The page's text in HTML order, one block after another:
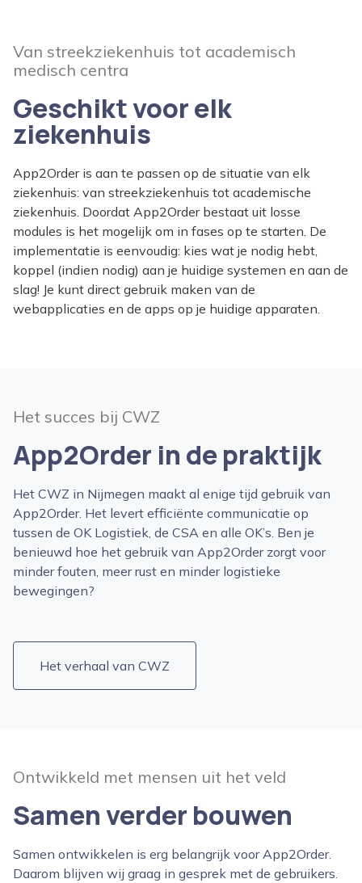
Van streekziekenhuis tot academisch
medisch centra
Geschikt voor elk
ziekenhuis
App2Order is aan te passen op de situatie van elk
ziekenhuis: van streekziekenhuis tot academische
ziekenhuis. Doordat App2Order bestaat uit losse
modules is het mogelijk om in fases op te starten. De
implementatie is eenvoudig: kies wat je nodig hebt,
koppel (indien nodig) aan je huidige systemen en aan de
slag! Je kunt direct gebruik maken van de
webapplicaties en de apps op je huidige apparaten.
Het succes bij CWZ
App2Order in de praktijk
Het CWZ in Nijmegen maakt al enige tijd gebruik van
App2Order. Het levert efficiënte communicatie op
tussen de OK Logistiek, de CSA en alle OK’s. Ben je
benieuwd hoe het gebruik van App2Order zorgt voor
minder fouten, meer rust en minder logistieke
bewegingen?
Het verhaal van CWZ
Ontwikkeld met mensen uit het veld
Samen verder bouwen
Samen ontwikkelen is erg belangrijk voor App2Order.
Daarom blijven wij graag in gesprek met de gebruikers.